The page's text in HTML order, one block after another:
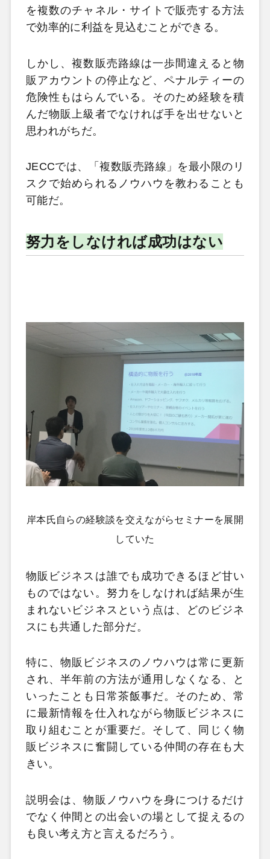
を複数のチャネル・サイトで販売する方法
で効率的に利益を見込むことができる。
しかし、複数販売路線は一歩間違えると物
販アカウントの停止など、ペナルティーの
危険性もはらんでいる。そのため経験を積
んだ物販上級者でなければ手を出せないと
思われがちだ。
JECCでは、「複数販売路線」を最小限のリ
スクで始められるノウハウを教わることも
可能だ。
努力をしなければ成功はない
岸本氏自らの経験談を交えながらセミナーを展開
していた
物販ビジネスは誰でも成功できるほど甘い
ものではない。努力をしなければ結果が生
まれないビジネスという点は、どのビジネ
スにも共通した部分だ。
特に、物販ビジネスのノウハウは常に更新
され、半年前の方法が通用しなくなる、と
いったことも日常茶飯事だ。そのため、常
に最新情報を仕入れながら物販ビジネスに
取り組むことが重要だ。そして、同じく物
販ビジネスに奮闘している仲間の存在も大
きい。
説明会は、物販ノウハウを身につけるだけ
でなく仲間との出会いの場として捉えるの
も良い考え方と言えるだろう。